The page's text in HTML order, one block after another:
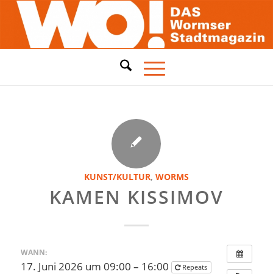
KUNST/KULTUR, WORMS
KAMEN KISSIMOV
WANN:
17. Juni 2026 um 09:00 – 16:00
Repeats